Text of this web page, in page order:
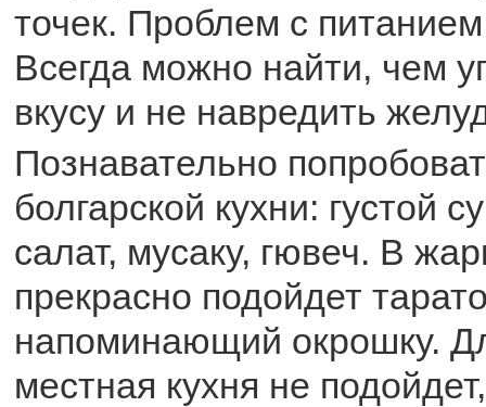
точек. Проблем с
Всегда можно найти, чем
вкусу и не навредить
Познавательно
болгарской кухни: густой
салат, мусаку, гювеч. В
прекрасно подойдет
напоминающий окрошку.
местная кухня не